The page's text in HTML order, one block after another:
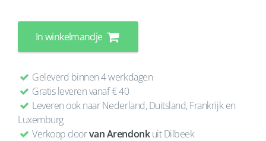
In winkelmandje
Geleverd binnen 4 werkdagen
Gratis leveren vanaf € 40
Leveren ook naar Nederland, Duitsland, Frankrijk en
Luxemburg
Verkoop doorvan Arendonkuit Dilbeek